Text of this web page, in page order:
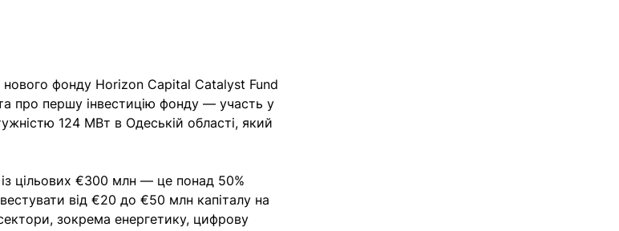
фонду Horizon Capital Catalyst Fund
про першу інвестицію фонду — участь у
124 МВт в Одеській області, який
цільових €300 млн — це понад 50%
від €20 до €50 млн капіталу на
сектори, зокрема енергетику, цифрову